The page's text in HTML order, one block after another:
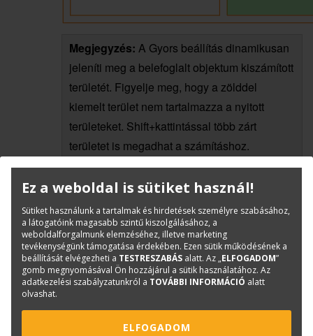
Megjegyzés: A Gyors beállítás dinamikusan
jeleníti meg a belefoglalt objektum kiszámított
területét. Figyelje meg, hogy a zölddel
kiemelt terület nem tartalmazza a nyitott
területeket. Shift+kattintással több zárt
területet is megadhat a számításhoz.
A vonalakból álló helységek területének lekérdezését
segíti, ha besraffozza őket egy segéd fólián, majd
lekérdezi a sraffozás adatait a Tulajdonságok ablakban.
Hozzon létre egy Terület nevű fóliát és tegye
aktuálissá.
Ez a weboldal is sütiket használ!
Sütiket használunk a tartalmak és hirdetések személyre szabásához,
a látogatóink magasabb szintű kiszolgálásához, a
weboldalforgalmunk elemzéséhez, illetve marketing
tevékenységünk támogatása érdekében. Ezen sütik működésének a
beállítását elvégezheti a TESTRESZABÁS alatt. Az „ELFOGADOM”
gomb megnyomásával Ön hozzájárul a sütik használatához. Az
adatkezelési szabályzatunkról a TOVÁBBI INFORMÁCIÓ alatt
olvashat.
ELFOGADOM